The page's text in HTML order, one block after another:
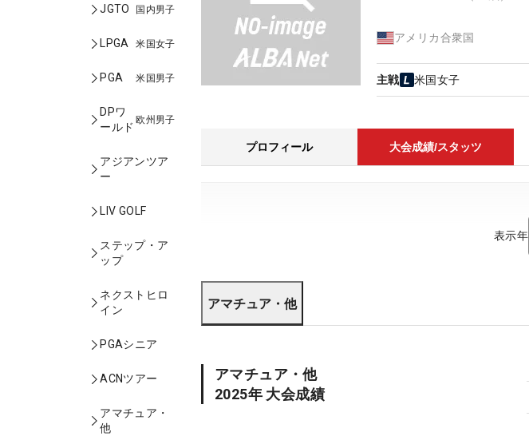
JGTO 国内男子
LPGA 米国女子
PGA 米国男子
DPワ
ールド
欧州男子
アジアンツア
ー
LIV GOLF
ステップ・ア
ップ
ネクストヒロ
イン
PGAシニア
ACNツアー
アマチュア・
他
アメリカ合衆国
主戦 米国女子
プロフィール 大会成績/スタッツ
表示年
アマチュア・他
アマチュア・他
2025年 大会成績